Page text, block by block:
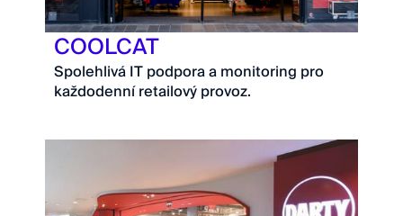
COOLCAT
Spolehlivá IT podpora a monitoring pro
každodenní retailový provoz.